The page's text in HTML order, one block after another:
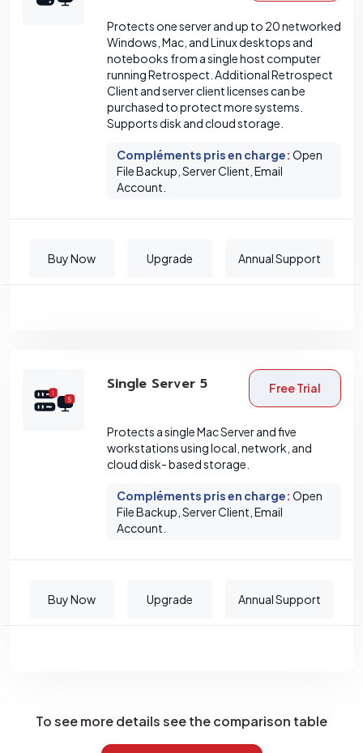
Protects one server and up to 20 networked
Windows, Mac, and Linux desktops and
notebooks from a single host computer
running Retrospect. Additional Retrospect
Client and server client licenses can be
purchased to protect more systems.
Supports disk and cloud storage.
Compléments pris en charge: Open
File Backup, Server Client, Email
Account.
Buy Now Upgrade Annual Support
Single Server 5 Free Trial
Protects a single Mac Server and five
workstations using local, network, and
cloud disk- based storage.
Compléments pris en charge: Open
File Backup, Server Client, Email
Account.
Buy Now Upgrade Annual Support
To see more details see the comparison table